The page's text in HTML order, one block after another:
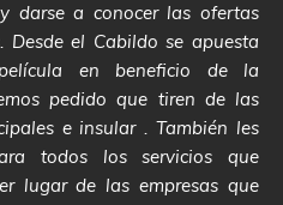
darse a conocer las ofertas
Desde el Cabildo se apuesta
en beneficio de la
pedido que tiren de las
e insular . También les
todos los servicios que
lugar de las empresas que